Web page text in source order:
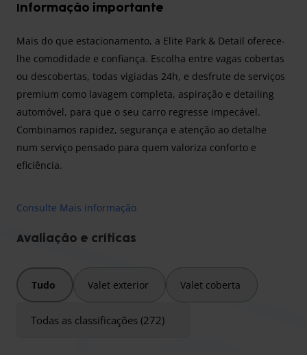
Informação importante
Mais do que estacionamento, a Elite Park & Detail oferece-
lhe comodidade e confiança. Escolha entre vagas cobertas
ou descobertas, todas vigiadas 24h, e desfrute de serviços
premium como lavagem completa, aspiração e detailing
automóvel, para que o seu carro regresse impecável.
Combinamos rapidez, segurança e atenção ao detalhe
num serviço pensado para quem valoriza conforto e
eficiência.
Com a Elite Park & Detail, cada viagem começa com
dia, 7 dias por semana, o nosso serviço exclusivo de
estacionamento oferece-lhe flexibilidade total, seja para
Tempo de deslocamento:
Consulte Mais informação
Avaliação e críticas
Tudo Valet exterior Valet coberta
Todas as classificações (272)